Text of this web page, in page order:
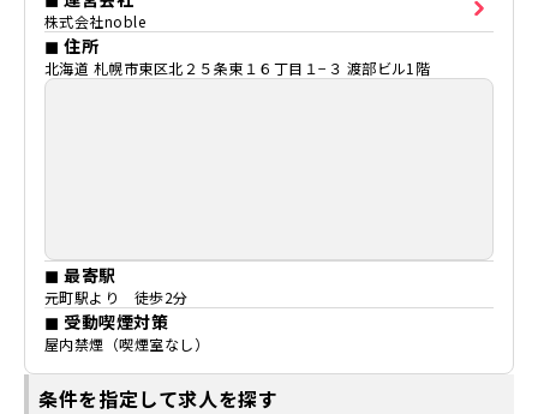
株式会社noble
◼ 住所
北海道 札幌市東区北２５条東１６丁目１−３ 渡部ビル1階
◼ 最寄駅
元町駅より 徒歩2分
◼ 受動喫煙対策
屋内禁煙（喫煙室なし）
条件を指定して求人を探す